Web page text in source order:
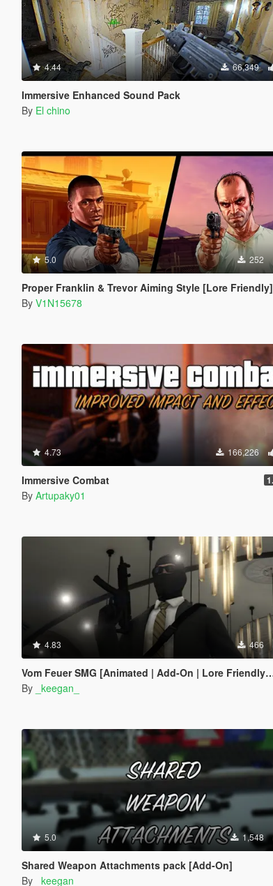
4.44 66,349
Immersive Enhanced Sound Pack
By El chino
5.0 252
Proper Franklin & Trevor Aiming Style [Lore Friendly]
By V1N15678
4.73 166,226
Immersive Combat
By Artupaky01
4.83 466
Vom Feuer SMG [Animated | Add-On | Lore Friendly | FiveM]
By _keegan_
5.0 1,548
Shared Weapon Attachments pack [Add-On]
By
_keegan_